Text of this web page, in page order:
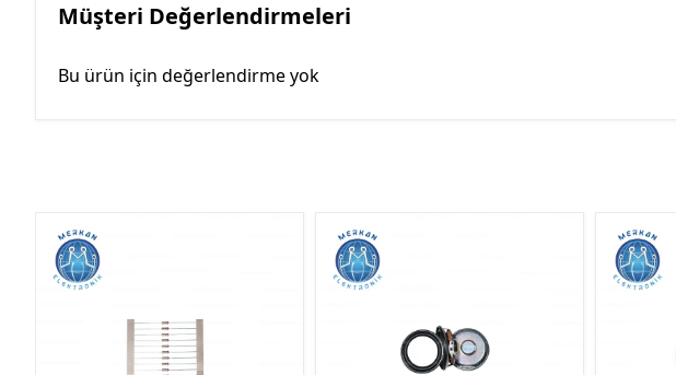
Müşteri Değerlendirmeleri
Bu ürün için değerlendirme yok